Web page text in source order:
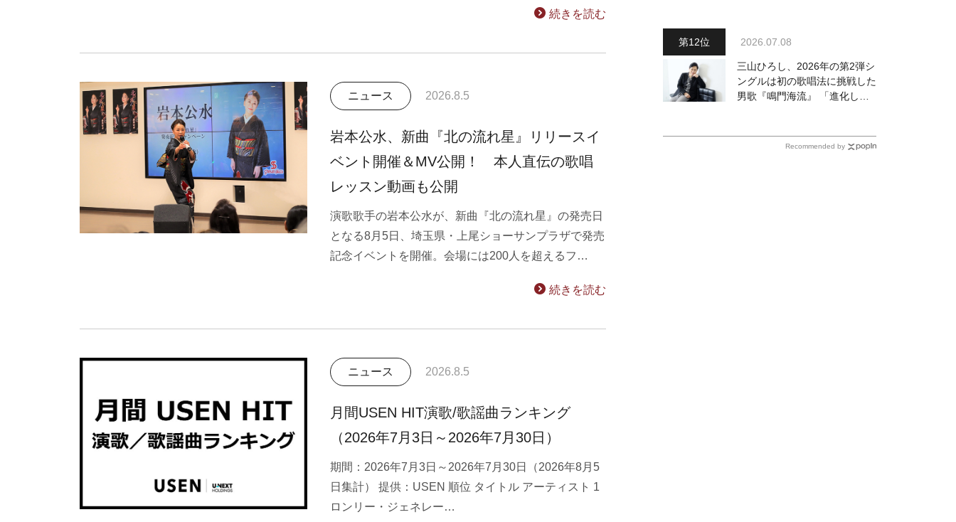
続きを読む
ニュース 2026.8.5
岩本公水、新曲『北の流れ星』リリースイ
ベント開催＆MV公開！ 本人直伝の歌唱
レッスン動画も公開
演歌歌手の岩本公水が、新曲『北の流れ星』の発売日
となる8月5日、埼玉県・上尾ショーサンプラザで発売
記念イベントを開催。会場には200人を超えるフ…
続きを読む
ニュース 2026.8.5
月間USEN HIT演歌/歌謡曲ランキング
（2026年7月3日～2026年7月30日）
期間：2026年7月3日～2026年7月30日（2026年8月5
日集計） 提供：USEN 順位 タイトル アーティスト 1
ロンリー・ジェネレー…
2026.07.08
三山ひろし、2026年の第2弾シ
ングルは初の歌唱法に挑戦した
男歌『鳴門海流』 「進化した
Recommended by